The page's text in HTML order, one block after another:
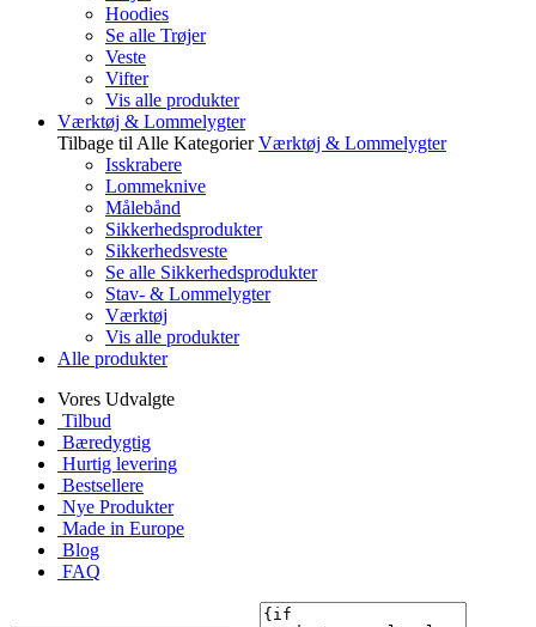
Hoodies
Se alle Trøjer
Veste
Vifter
Vis alle produkter
Værktøj & Lommelygter
Tilbage til Alle Kategorier Værktøj & Lommelygter
Isskrabere
Lommeknive
Målebånd
Sikkerhedsprodukter
Sikkerhedsveste
Se alle Sikkerhedsprodukter
Stav- & Lommelygter
Værktøj
Vis alle produkter
Alle produkter
Vores Udvalgte
Tilbud
Bæredygtig
Hurtig levering
Bestsellere
Nye Produkter
Made in Europe
Blog
FAQ